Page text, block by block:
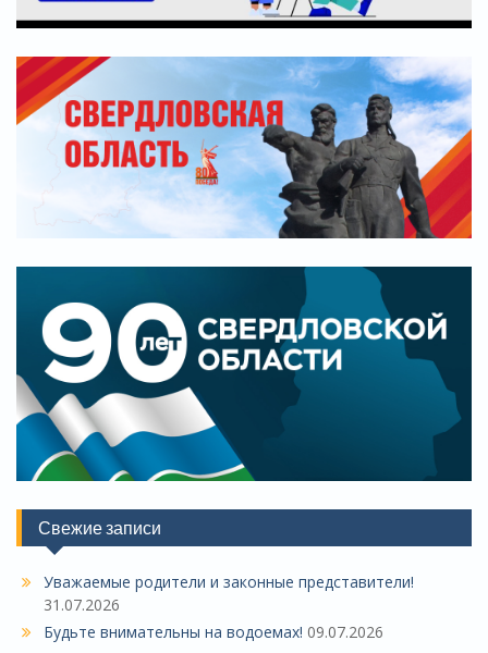
Свежие записи
Уважаемые родители и законные представители!
31.07.2026
Будьте внимательны на водоемах! 09.07.2026